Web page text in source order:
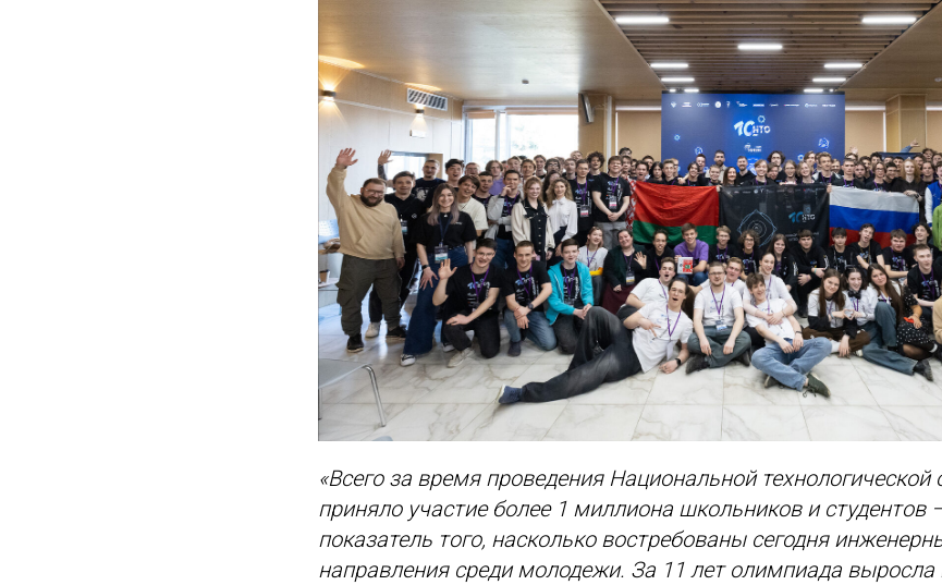
«Всего за время проведения Национальной
приняло участие более 1 миллиона школьников и
показатель того, насколько востребованы сегодня
направления среди молодежи. За 11 лет олимпиада